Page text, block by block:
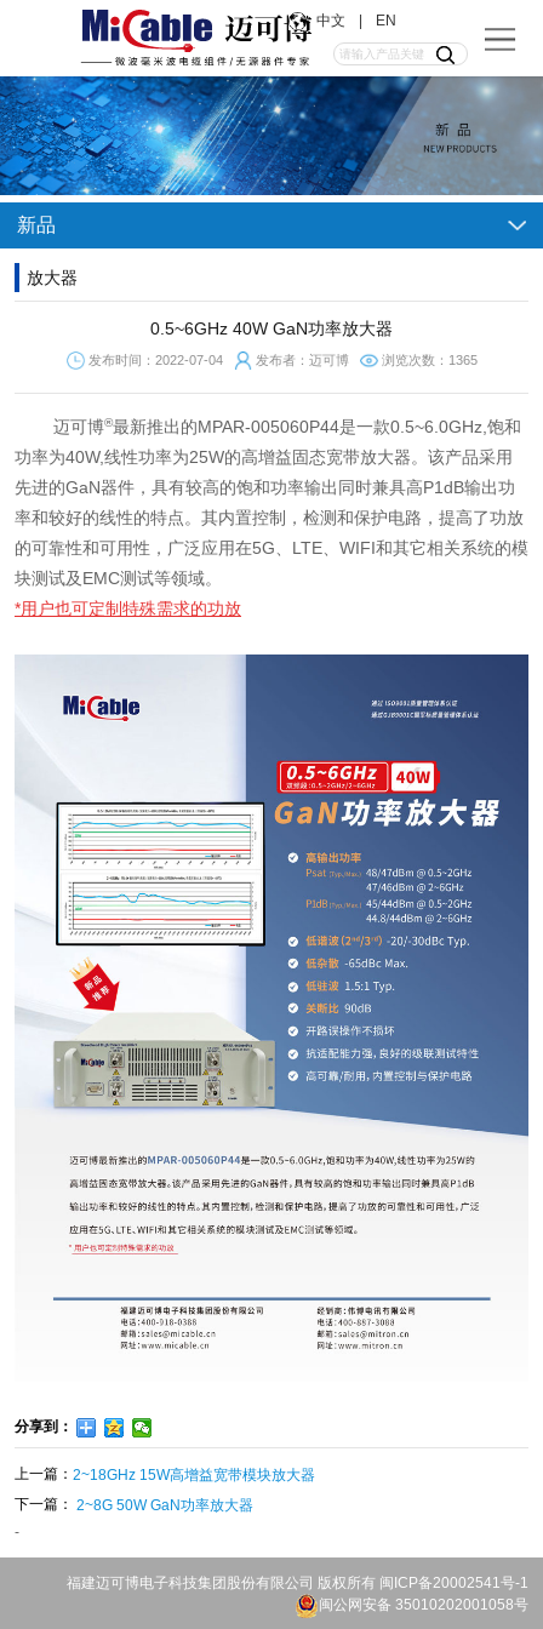
中文 | EN
新品
放大器
0.5~6GHz 40W GaN功率放大器
发布时间：2022-07-04 发布者：迈可博 浏览次数：1365
迈可博®最新推出的MPAR-005060P44是一款0.5~6.0GHz,饱和
功率为40W,线性功率为25W的高增益固态宽带放大器。该产品采用
先进的GaN器件，具有较高的饱和功率输出同时兼具高P1dB输出功
率和较好的线性的特点。其内置控制，检测和保护电路，提高了功放
的可靠性和可用性，广泛应用在5G、LTE、WIFI和其它相关系统的模
块测试及EMC测试等领域。
*用户也可定制特殊需求的功放
分享到：
上一篇： 2~18GHz 15W高增益宽带模块放大器
下一篇： 2~8G 50W GaN功率放大器
-
福建迈可博电子科技集团股份有限公司 版权所有 闽ICP备20002541号-1
闽公网安备 35010202001058号